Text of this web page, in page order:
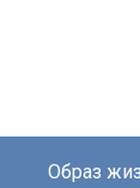
Образ